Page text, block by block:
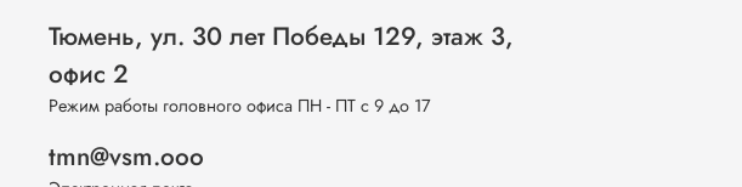
Тюмень, ул. 30 лет Победы 129, этаж 3,
офис 2
Режим работы головного офиса ПН - ПТ с 9 до 17
tmn@vsm.ooo